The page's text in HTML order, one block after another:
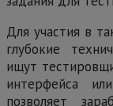
Для участия в
глубокие
ищут
интерфейса
позволяет